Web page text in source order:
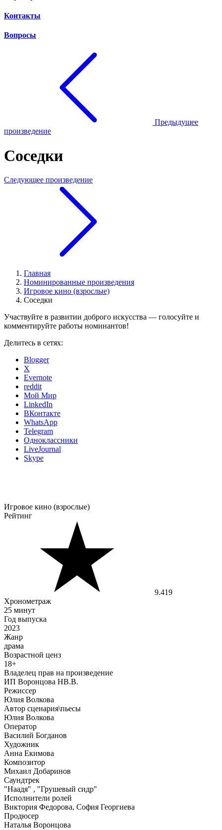
Контакты
Вопросы
Предыдущее
произведение
Соседки
Следующее произведение
Главная
Номинированные произведения
Игровое кино (взрослые)
Соседки
Участвуйте в развитии доброго искусства — голосуйте и
комментируйте работы номинантов!
Делитесь в сетях:
Blogger
X
Evernote
reddit
Мой Мир
LinkedIn
ВКонтакте
WhatsApp
Telegram
Одноклассники
LiveJournal
Skype
Игровое кино (взрослые)
Рейтинг
9.419
Хронометраж
25 минут
Год выпуска
2023
Жанр
драма
Возрастной ценз
18+
Владелец прав на произведение
ИП Воронцова НВ.В.
Режиссер
Юлия Волкова
Автор сценария\пьесы
Юлия Волкова
Оператор
Василий Богданов
Художник
Анна Екимова
Композитор
Михаил Добаринов
Саундтрек
"Наадя" , "Грушевый сидр"
Исполнители ролей
Виктория Федорова, София Георгиева
Продюсер
Наталья Воронцова